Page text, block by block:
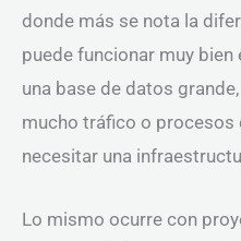
donde más se nota la
puede funcionar muy bien
una base de datos
mucho tráfico o procesos
necesitar una
Lo mismo ocurre con